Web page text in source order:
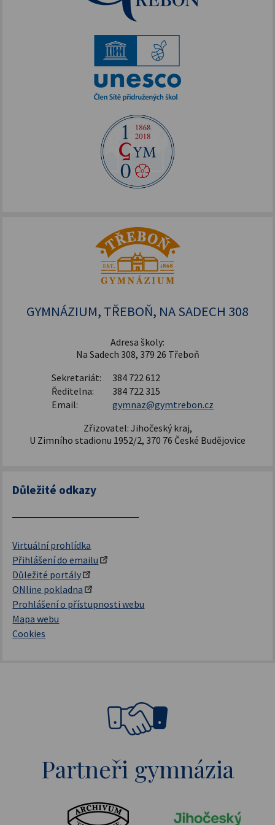
Podpora vzdělávání
Škola bez hranic
Půdní vestavba
Přírodovědné pobytové kurzy
Jazykové kompetence
Archív projektů
Zdravý životní styl
Akce podpořené FOTOS
Alej Toma Schreckera
FOTOSKOP
GYMNÁZIUM, TŘEBOŇ, NA SADECH 308
Adresa školy:
Na Sadech 308, 379 26 Třeboň
Sekretariát:
384 722 612
Ředitelna:
384 722 315
Email:
gymnaz@gymtrebon.cz
Zřizovatel: Jihočeský kraj,
U Zimního stadionu 1952/2, 370 76 České Budějovice
Důležité odkazy
Virtuální prohlídka
Přihlášení do emailu
Důležité portály
ONline pokladna
Prohlášení o přístupnosti webu
Mapa webu
Cookies
Partneři gymnázia